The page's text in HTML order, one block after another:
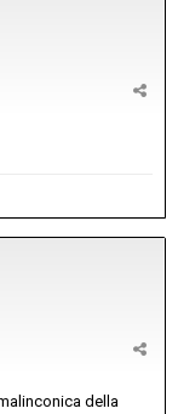
della